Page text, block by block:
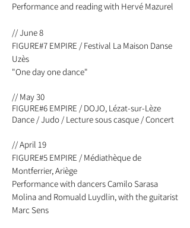
Performance and reading with Hervé Mazurel
// June 8
FIGURE#7 EMPIRE / Festival La Maison Danse
Uzès
"One day one dance"
// May 30
FIGURE#6 EMPIRE / DOJO, Lézat-sur-Lèze
Dance / Judo / Lecture sous casque / Concert
// April 19
FIGURE#5 EMPIRE / Médiathèque de
Montferrier, Ariège
Performance with dancers Camilo Sarasa
Molina and Romuald Luydlin, with the guitarist
Marc Sens